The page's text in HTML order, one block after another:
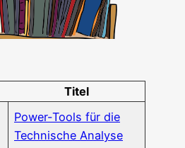
Titel
Power-Tools für die
Tech­ni­sche Analyse